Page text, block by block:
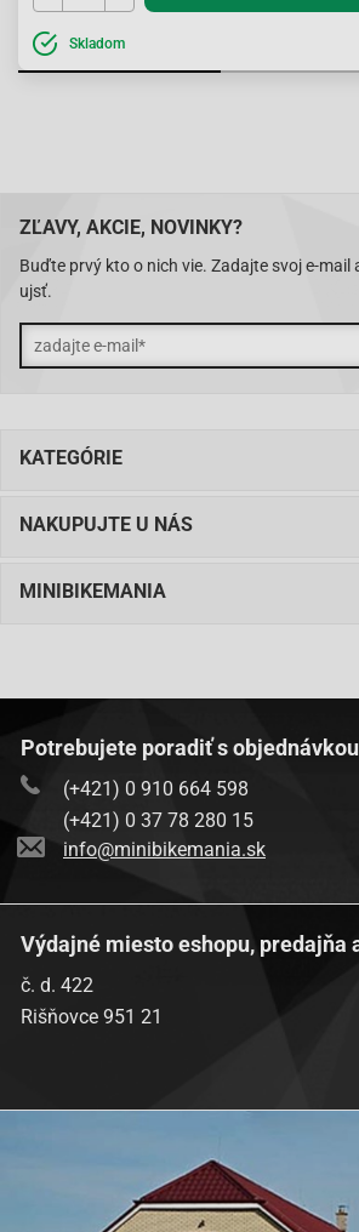
Skladom
ZĽAVY, AKCIE, NOVINKY?
Buďte prvý kto o nich vie. Zadajte svoj e-mail
ujsť.
KATEGÓRIE
NAKUPUJTE U NÁS
MINIBIKEMANIA
Potrebujete poradiť s
(+421) 0 910 664 598
(+421) 0 37 78 280 15
info@minibikemania.sk
Výdajné miesto eshopu, predajňa
č. d. 422
Rišňovce 951 21